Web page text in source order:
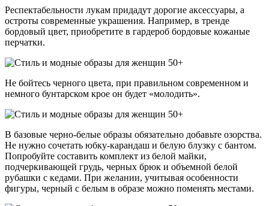
Респектабельности лукам придадут дорогие аксессуары, а
остроты современные украшения. Например, в тренде
бордовый цвет, приобретите в гардероб бордовые кожаные
перчатки.
Не бойтесь черного цвета, при правильном современном и
немного бунтарском крое он будет «молодить».
В базовые черно-белые образы обязательно добавьте озорства.
Не нужно сочетать юбку-карандаш и белую блузку с бантом.
Попробуйте составить комплект из белой майки,
подчеркивающей грудь, черных брюк и объемной белой
рубашки с кедами. При желании, учитывая особенности
фигуры, черный с белым в образе можно поменять местами.